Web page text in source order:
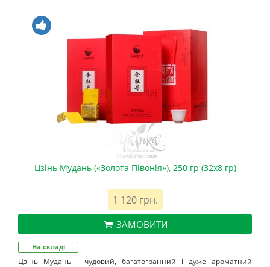
Цзінь Мудань («Золота Півонія»), 250 гр (32х8 гр)
1 120 грн.
ЗАМОВИТИ
На складі
Цзінь Мудань - чудовий, багатогранний і дуже ароматний